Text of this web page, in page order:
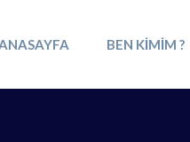
BEN KIMIM ?